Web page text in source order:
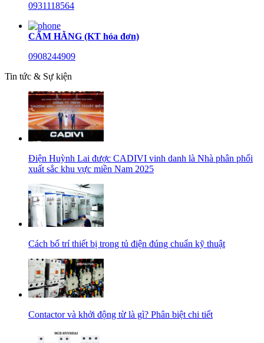
0931118564
CẨM HẰNG (KT hóa đơn)
0908244909
Tin tức & Sự kiện
Điện Huỳnh Lai được CADIVI vinh danh là Nhà phân phối
xuất sắc khu vực miền Nam 2025
Cách bố trí thiết bị trong tủ điện đúng chuẩn kỹ thuật
Contactor và khởi động từ là gì? Phân biệt chi tiết